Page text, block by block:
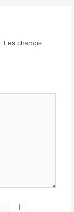
Les champs